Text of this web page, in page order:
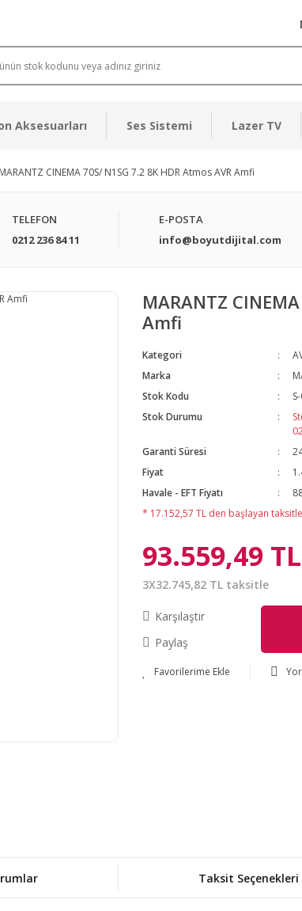
Aksesuarları Ses Sistemi Lazer TV
MARANTZ CINEMA 70S/ N1SG 7.2 8K HDR Atmos AVR Amfi
TELEFON
0212 236 84 11
E-POSTA
info@boyutdijital.com
MARANTZ
Amfi
Kategori
Marka
Stok Kodu
Stok Durumu
Garanti Süresi
Fiyat
Havale - EFT Fiyatı
* 17.152,57 TL den başlayan
93.559,49 TL
3X32.745,82 TL taksitle
Karşılaştır
Paylaş
Taksit Seçenekleri